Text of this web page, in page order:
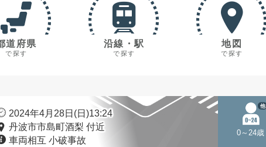
道府県
で探す
沿線・駅
で探す
地図
で探す
2024年4月28日(日)13:24
丹波市市島町酒梨 付近
車両相互 小破事故
0～24歳
他